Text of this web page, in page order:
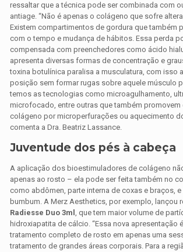
ressaltar que a técnica pode ser combinada com
antiage. “Não é apenas o colágeno que sofre
Existem compartimentos de gordura que também
com o tempo e mudança de hábitos. Essa perda
compensada com preenchedores como ácido
apresenta diversas formas de concentração e
toxina botulínica paralisa a musculatura, com isso
posição sem formar rugas sobre aquele músculo
temos as tecnologias como microagulhamento,
microfocado, entre outras que também promovem
colágeno por microperfurações ou aquecimento
comenta a Dra. Beatriz Lassance.
Juventude dos pés à cabeça
A aplicação dos bioestimuladores de colágeno
apenas ao rosto – ela pode ser feita também no
como abdômen, parte interna de coxas e braços, e
bumbum. A Merz Aesthetics, por exemplo, lançou
Radiesse Duo 3ml, que tem maior volume de
hidroxiapatita de cálcio. “Essa nova apresentação
tratamento completo de rosto em apenas uma
tratamento de grandes áreas corporais. Para a